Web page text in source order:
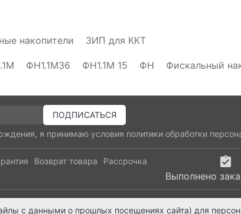
накопители
ЗИП для ККТ
ФН1.1М36 ФН1.1М 15 ФН Фискальный
я принимаю условия политики обработки
Возврат товара Рассрочка
Выполнено
8 800 300-43-28
с данными о прошлых посещениях сайта) для